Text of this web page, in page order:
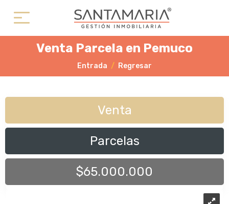
Venta Parcela en Pemuco
Entrada Regresar
Venta
Parcelas
$65.000.000